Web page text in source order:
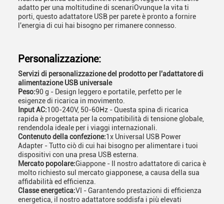
adatto per una moltitudine di scenariOvunque la vita ti
porti, questo adattatore USB per parete è pronto a fornire
l'energia di cui hai bisogno per rimanere connesso.
Personalizzazione:
Servizi di personalizzazione del prodotto per l'adattatore di
alimentazione USB universale
Peso:90 g - Design leggero e portatile, perfetto per le
esigenze di ricarica in movimento.
Input AC:100-240V, 50-60Hz - Questa spina di ricarica
rapida è progettata per la compatibilità di tensione globale,
rendendola ideale per i viaggi internazionali.
Contenuto della confezione:1x Universal USB Power
Adapter - Tutto ciò di cui hai bisogno per alimentare i tuoi
dispositivi con una presa USB esterna.
Mercato popolare:Giappone - Il nostro adattatore di carica è
molto richiesto sul mercato giapponese, a causa della sua
affidabilità ed efficienza.
Classe energetica:VI - Garantendo prestazioni di efficienza
energetica, il nostro adattatore soddisfa i più elevati